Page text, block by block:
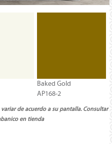
Baked Gold
AP168-2
de acuerdo a su pantalla. Consultar
en tienda